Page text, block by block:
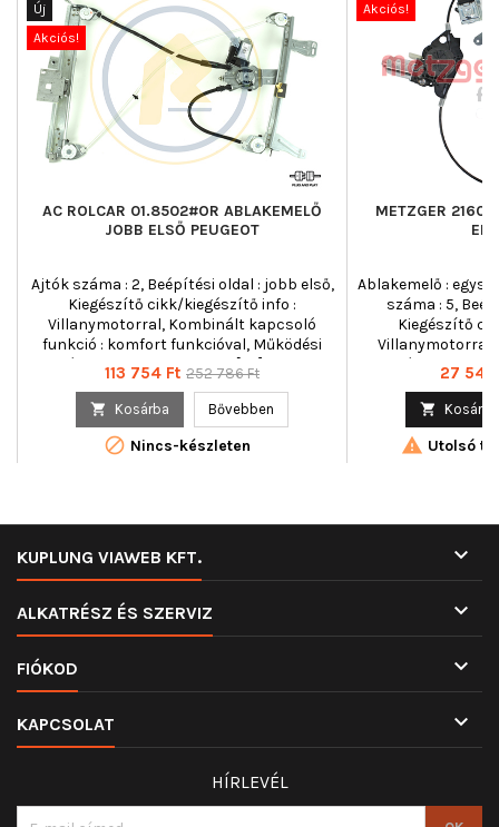
Új
Akciós!
AC ROLCAR 01.8502#OR ABLAKEMELŐ
JOBB ELSŐ PEUGEOT
Ajtók száma : 2, Beépítési oldal : jobb első,
Kiegészítő cikk/kiegészítő info :
Villanymotorral, Kombinált kapcsoló
funkció : komfort funkcióval, Működési
mód : elektromos, Tömeg [kg] : 2,246
Ár
113 754 Ft Normál
252 786 Ft
 Kosárba Bővebben
 Nincs-készleten
Akciós!
METZGER
Ablakemelő :
száma : 5,
Kiegészítő
funkció : komfort
mód :
Ár
27 544
 Kosárba
 Utolsó
KUPLUNG VIAWEB KFT. 
ALKATRÉSZ ÉS SZERVIZ 
FIÓKOD 
KAPCSOLAT 
HÍRLEVÉL